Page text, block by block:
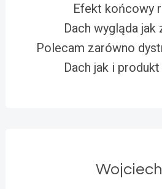
Efekt końcowy
Dach wygląda jak
Polecam zarówno
Dach jak i produkt